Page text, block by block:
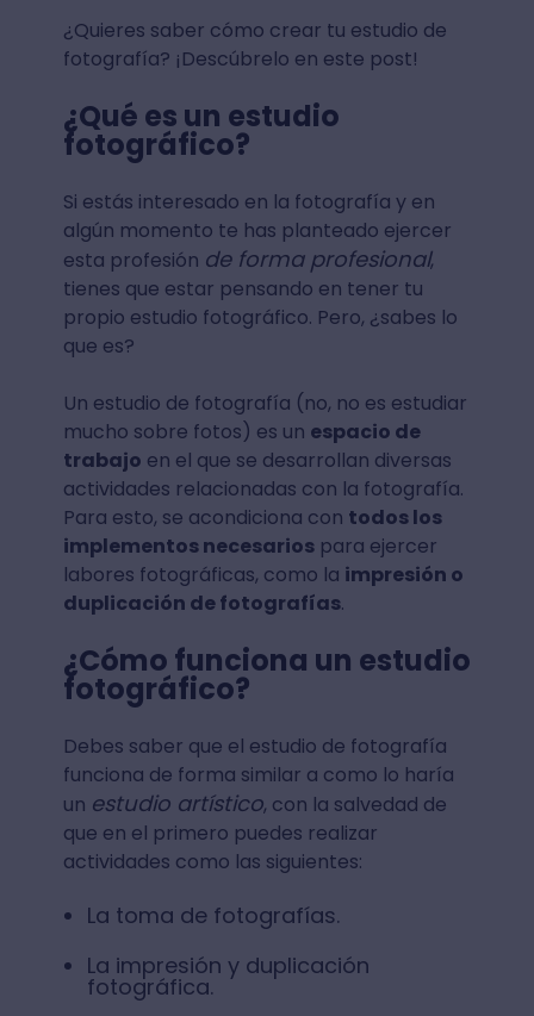
¿Quieres saber cómo crear tu estudio de
fotografía? ¡Descúbrelo en este post!
¿Qué es un estudio
fotográfico?
Si estás interesado en la fotografía y en
algún momento te has planteado ejercer
esta profesión de forma profesional,
tienes que estar pensando en tener tu
propio estudio fotográfico. Pero, ¿sabes lo
que es?
Un estudio de fotografía (no, no es estudiar
mucho sobre fotos) es un espacio de
trabajo en el que se desarrollan diversas
actividades relacionadas con la fotografía.
Para esto, se acondiciona con todos los
implementos necesariospara ejercer
labores fotográficas, como la impresión o
duplicación de fotografías.
¿Cómo funciona un estudio
fotográfico?
Debes saber que el estudio de fotografía
funciona de forma similar a como lo haría
un estudio artístico, con la salvedad de
que en el primero puedes realizar
actividades como las siguientes:
La toma de fotografías.
La impresión y duplicación
fotográfica.